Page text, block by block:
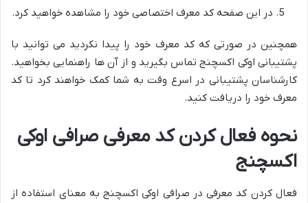
در این صفحه کد معرف اختصاصی خود را مشاهده خواهید کرد.
همچنین در صورتی که کد معرف خود را پیدا نکردید می توانید با
پشتیبانی اوکی اکسچنج تماس بگیرید و از آن ها راهنمایی بخواهید.
کارشناسان پشتیبانی در اسرع وقت به شما کمک خواهند کرد تا کد
معرف خود را دریافت کنید.
نحوه فعال کردن کد معرفی صرافی اوکی
اکسچنج
فعال کردن کد معرفی در صرافی اوکی اکسچنج به معنای استفاده از